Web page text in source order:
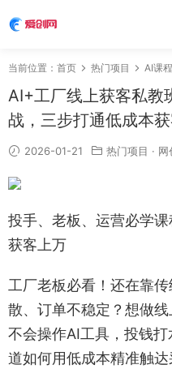
当前位置： 首页 热门项目 AI课程
AI+工厂线上获客私教
战，三步打通低成本
2026-01-21 热门项目 · 网
投手、老板、运营必学
获客上万
工厂老板必看！还在靠
散、订单不稳定？想做线
不会操作AI工具，投钱
道如何用低成本精准触达